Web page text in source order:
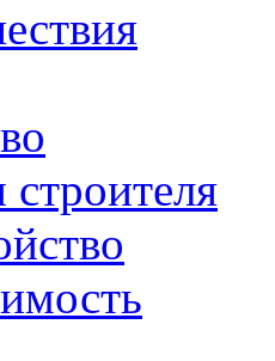
строителя